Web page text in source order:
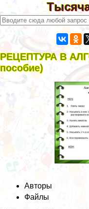
РЕЦЕПТУРА В
пособие)
Авторы
Файлы